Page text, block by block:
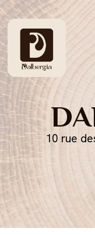
10 rue